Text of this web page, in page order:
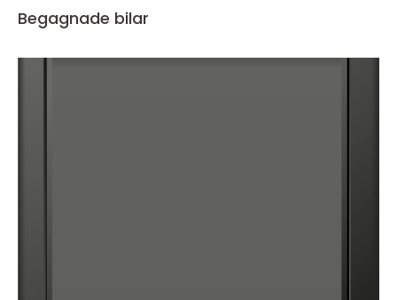
Begagnade bilar